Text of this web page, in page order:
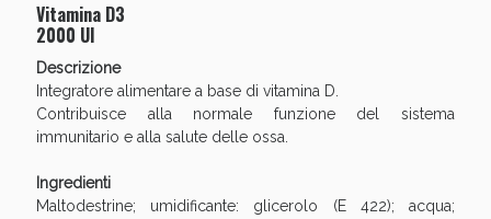
Vitamina D3
2000 UI
Descrizione
Integratore alimentare a base di vitamina D.
Contribuisce alla normale funzione del sistema
immunitario e alla salute delle ossa.
Ingredienti
Maltodestrine; umidificante: glicerolo (E 422); acqua;